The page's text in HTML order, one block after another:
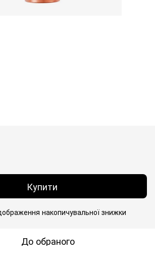
Купити
накопичувальної знижки
До обраного